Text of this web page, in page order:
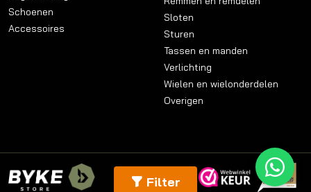
Filter
Schoenen
Accessoires
Sloten
Sturen
Tassen en manden
Verlichting
Wielen en wielonderdelen
Overigen